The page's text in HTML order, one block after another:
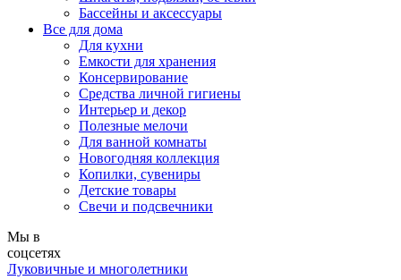
Бассейны и аксессуары
Все для дома
Для кухни
Емкости для хранения
Консервирование
Средства личной гигиены
Интерьер и декор
Полезные мелочи
Для ванной комнаты
Новогодняя коллекция
Копилки, сувениры
Детские товары
Свечи и подсвечники
Мы в
соцсетях
Луковичные и многолетники